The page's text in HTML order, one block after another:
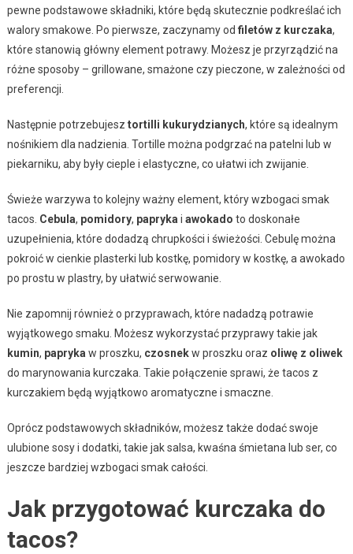
pewne podstawowe składniki, które będą skutecznie podkreślać ich
walory smakowe. Po pierwsze, zaczynamy od filetów z kurczaka,
które stanowią główny element potrawy. Możesz je przyrządzić na
różne sposoby – grillowane, smażone czy pieczone, w zależności od
preferencji.
Następnie potrzebujesz tortilli kukurydzianych, które są idealnym
nośnikiem dla nadzienia. Tortille można podgrzać na patelni lub w
piekarniku, aby były cieple i elastyczne, co ułatwi ich zwijanie.
Świeże warzywa to kolejny ważny element, który wzbogaci smak
tacos. Cebula, pomidory, papryka i awokado to doskonałe
uzupełnienia, które dodadzą chrupkości i świeżości. Cebulę można
pokroić w cienkie plasterki lub kostkę, pomidory w kostkę, a awokado
po prostu w plastry, by ułatwić serwowanie.
Nie zapomnij również o przyprawach, które nadadzą potrawie
wyjątkowego smaku. Możesz wykorzystać przyprawy takie jak
kumin, papryka w proszku, czosnekw proszku oraz oliwę z oliwek
do marynowania kurczaka. Takie połączenie sprawi, że tacos z
kurczakiem będą wyjątkowo aromatyczne i smaczne.
Oprócz podstawowych składników, możesz także dodać swoje
ulubione sosy i dodatki, takie jak salsa, kwaśna śmietana lub ser, co
jeszcze bardziej wzbogaci smak całości.
Jak przygotować kurczaka do
tacos?